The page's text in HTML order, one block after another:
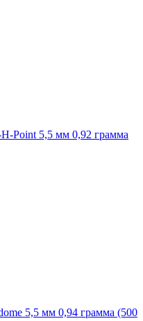
Point 5,5 мм 0,92 грамма
5,5 мм 0,94 грамма (500